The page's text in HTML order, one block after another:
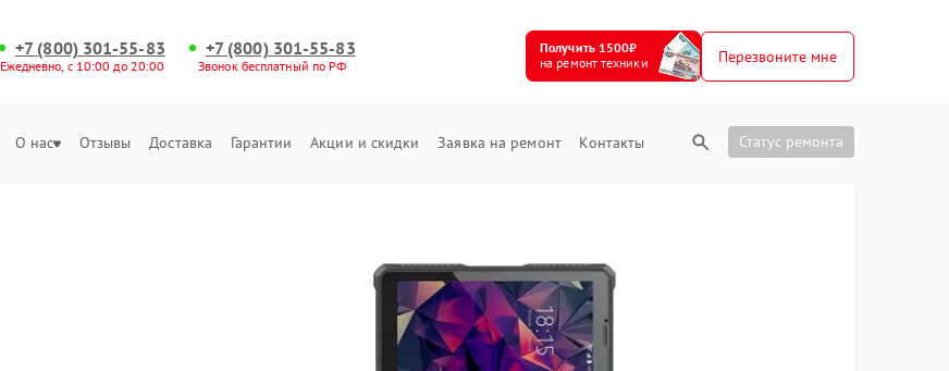
+7 (800) 301-55-83
Ежедневно, с 10:00 до 20:00
+7 (800) 301-55-83
Звонок бесплатный по РФ
Получить 1500₽
на ремонт техники
Перезвоните мне
О нас Отзывы Доставка Гарантии Акции и скидки Заявка на ремонт Контакты Статус ремонта